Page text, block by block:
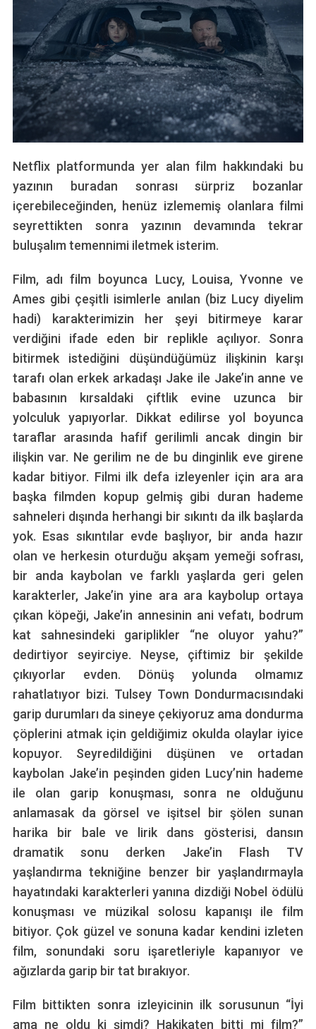
Netflix platformunda yer alan film hakkındaki bu
yazının buradan sonrası sürpriz bozanlar
içerebileceğinden, henüz izlememiş olanlara filmi
seyrettikten sonra yazının devamında tekrar
buluşalım temennimi iletmek isterim.
Film, adı film boyunca Lucy, Louisa, Yvonne ve
Ames gibi çeşitli isimlerle anılan (biz Lucy diyelim
hadi) karakterimizin her şeyi bitirmeye karar
verdiğini ifade eden bir replikle açılıyor. Sonra
bitirmek istediğini düşündüğümüz ilişkinin karşı
tarafı olan erkek arkadaşı Jake ile Jake’in anne ve
babasının kırsaldaki çiftlik evine uzunca bir
yolculuk yapıyorlar. Dikkat edilirse yol boyunca
taraflar arasında hafif gerilimli ancak dingin bir
ilişkin var. Ne gerilim ne de bu dinginlik eve girene
kadar bitiyor. Filmi ilk defa izleyenler için ara ara
başka filmden kopup gelmiş gibi duran hademe
sahneleri dışında herhangi bir sıkıntı da ilk başlarda
yok. Esas sıkıntılar evde başlıyor, bir anda hazır
olan ve herkesin oturduğu akşam yemeği sofrası,
bir anda kaybolan ve farklı yaşlarda geri gelen
karakterler, Jake’in yine ara ara kaybolup ortaya
çıkan köpeği, Jake’in annesinin ani vefatı, bodrum
kat sahnesindeki gariplikler “ne oluyor yahu?”
dedirtiyor seyirciye. Neyse, çiftimiz bir şekilde
çıkıyorlar evden. Dönüş yolunda olmamız
rahatlatıyor bizi. Tulsey Town Dondurmacısındaki
garip durumları da sineye çekiyoruz ama dondurma
çöplerini atmak için geldiğimiz okulda olaylar iyice
kopuyor. Seyredildiğini düşünen ve ortadan
kaybolan Jake’in peşinden giden Lucy’nin hademe
ile olan garip konuşması, sonra ne olduğunu
anlamasak da görsel ve işitsel bir şölen sunan
harika bir bale ve lirik dans gösterisi, dansın
dramatik sonu derken Jake’in Flash TV
yaşlandırma tekniğine benzer bir yaşlandırmayla
hayatındaki karakterleri yanına dizdiği Nobel ödülü
konuşması ve müzikal solosu kapanışı ile film
bitiyor. Çok güzel ve sonuna kadar kendini izleten
film, sonundaki soru işaretleriyle kapanıyor ve
ağızlarda garip bir tat bırakıyor.
Film bittikten sonra izleyicinin ilk sorusunun “İyi
ama ne oldu ki şimdi? Hakikaten bitti mi film?”